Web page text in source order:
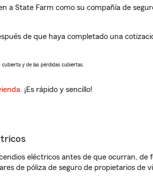
a State Farm como su compañía de
de que haya completado una
y de las pérdidas cubiertas.
. ¡Es rápido y sencillo!
eléctricos antes de que ocurran, de
de póliza de seguro de propietarios de